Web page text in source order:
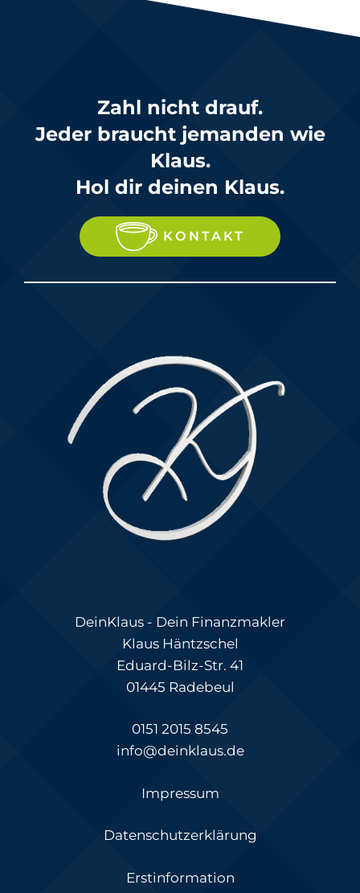
Zahl nicht drauf.
Jeder braucht jemanden wie
Klaus.
Hol dir deinen Klaus.
KONTAKT
DeinKlaus - Dein Finanzmakler
Klaus Häntzschel
Eduard-Bilz-Str. 41
01445 Radebeul
0151 2015 8545
info@deinklaus.de
Impressum
Datenschutzerklärung
Erstinformation